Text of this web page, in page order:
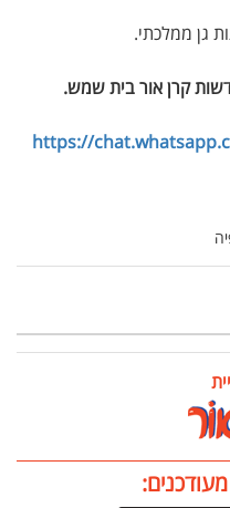
קרן אור בית שמש.
https://